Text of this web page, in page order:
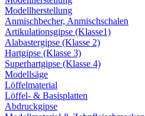
Modellherstellung
Anmischbecher, Anmischschalen
Artikulationsgipse (Klasse1)
Alabastergipse (Klasse 2)
Hartgipse (Klasse 3)
Superhartgipse (Klasse 4)
Modellsäge
Löffelmaterial
Löffel- & Basisplatten
Abdruckgipse